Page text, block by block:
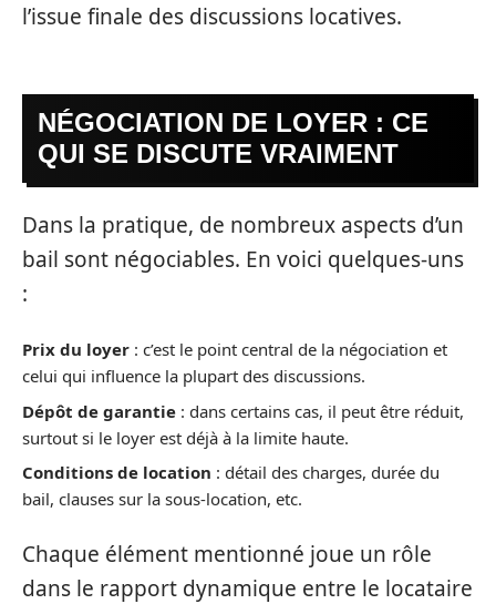
l’issue finale des discussions locatives.
NÉGOCIATION DE LOYER : CE
QUI SE DISCUTE VRAIMENT
Dans la pratique, de nombreux aspects d’un
bail sont négociables. En voici quelques-uns
:
Prix du loyer : c’est le point central de la négociation et
celui qui influence la plupart des discussions.
Dépôt de garantie : dans certains cas, il peut être réduit,
surtout si le loyer est déjà à la limite haute.
Conditions de location : détail des charges, durée du
bail, clauses sur la sous-location, etc.
Chaque élément mentionné joue un rôle
dans le rapport dynamique entre le locataire